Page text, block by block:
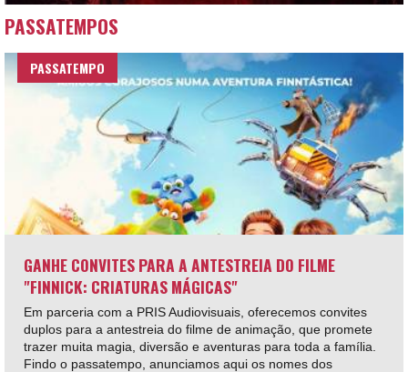
PASSATEMPOS
PASSATEMPO
GANHE CONVITES PARA A ANTESTREIA DO FILME
"FINNICK: CRIATURAS MÁGICAS"
Em parceria com a PRIS Audiovisuais, oferecemos convites
duplos para a antestreia do filme de animação, que promete
trazer muita magia, diversão e aventuras para toda a família.
Findo o passatempo, anunciamos aqui os nomes dos